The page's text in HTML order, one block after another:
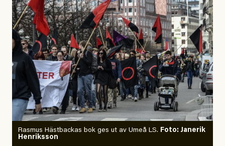
Rasmus Hästbackas bok ges ut av Umeå LS. Foto: Janerik
Henriksson